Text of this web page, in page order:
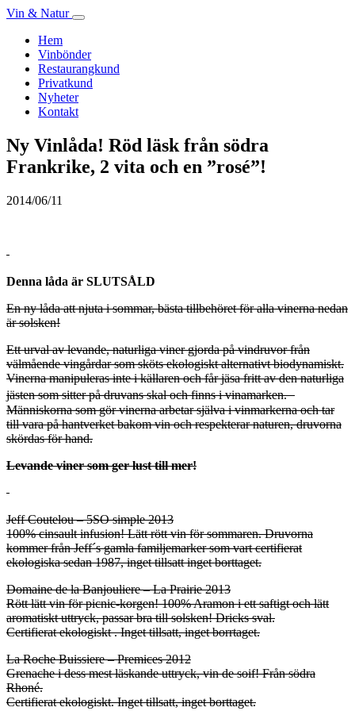
Vin & Natur
Hem
Vinbönder
Restaurangkund
Privatkund
Nyheter
Kontakt
Ny Vinlåda! Röd läsk från södra
Frankrike, 2 vita och en ”rosé”!
2014/06/11
Denna låda är SLUTSÅLD
En ny låda att njuta i sommar, bästa tillbehöret för alla vinerna nedan
är solsken!
Ett urval av levande, naturliga viner gjorda på vindruvor från
välmående vingårdar som sköts ekologiskt alternativt biodynamiskt.
Vinerna manipuleras inte i källaren och får jäsa fritt av den naturliga
jästen som sitter på druvans skal och finns i vinamarken.
Människorna som gör vinerna arbetar själva i vinmarkerna och tar
till vara på hantverket bakom vin och respekterar naturen, druvorna
skördas för hand.
Levande viner som ger lust till mer!
Jeff Coutelou – 5SO simple 2013
100% cinsault infusion! Lätt rött vin för sommaren. Druvorna
kommer från Jeff´s gamla familjemarker som vart certifierat
ekologiska sedan 1987, inget tillsatt inget borttaget.
Domaine de la Banjouliere – La Prairie 2013
Rött lätt vin för picnic-korgen! 100% Aramon i ett saftigt och lätt
aromatiskt uttryck, passar bra till solsken! Dricks sval.
Certifierat ekologiskt . Inget tillsatt, inget borrtaget.
La Roche Buissiere – Premices 2012
Grenache i dess mest läskande uttryck, vin de soif! Från södra
Rhoné.
Certifierat ekologiskt. Inget tillsatt, inget borttaget.